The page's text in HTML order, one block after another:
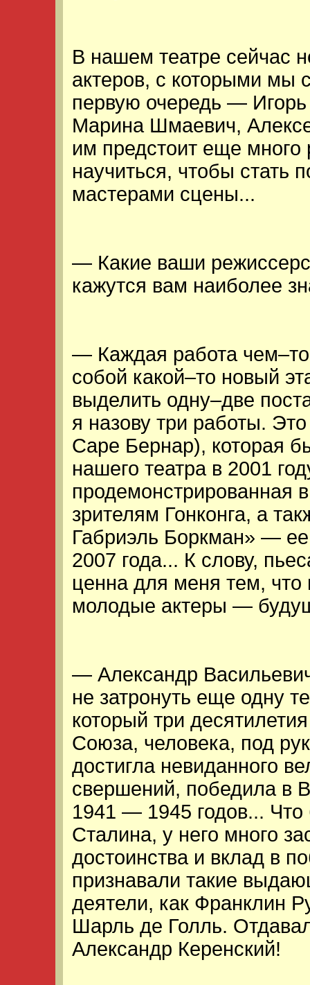
В нашем театре сейчас
актеров, с которыми
первую очередь —
Марина Шмаевич,
им предстоит еще много
научиться, чтобы
мастерами сцены...
— Какие ваши
кажутся вам наиболее
— Каждая работа
собой какой–то новый
выделить одну–две
я назову три работы.
Саре Бернар), которая
нашего театра в 2001
продемонстрированная
зрителям Гонконга, а
Габриэль Боркман» —
2007 года... К слову,
ценна для меня тем,
молодые актеры —
— Александр
не затронуть еще одну
который три
Союза, человека, под
достигла невиданного
свершений, победила в
1941 — 1945 годов... Что
Сталина, у него много
достоинства и вклад в
признавали такие
деятели, как Франклин
Шарль де Голль.
Александр Керенский!